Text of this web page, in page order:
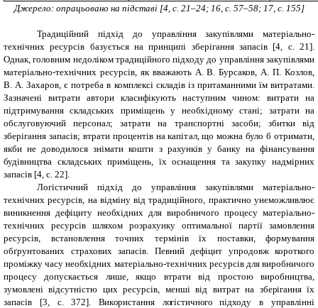
Джерело: опрацьовано на підставі [4, с. 21–24; 16, с. 57–58; 17, с. 155]
Традиційний підхід до управління закупівлями матеріально-
технічних ресурсів базується на принципі зберігання запасів [4, с. 21].
Однак, головним недоліком традиційного підходу до управління закупівлями
матеріально-технічних ресурсів, як вважають А. В. Бурсаков, А. П. Козлов,
В. А. Захаров, є потреба в комплексі складів із притаманними їм витратами.
Зазначені витрати автори класифікують наступним чином: витрати на
підтримування складських приміщень у необхідному стані; затрати на
обслуговуючий персонал; затрати на транспортні засоби; збитки від
зберігання запасів; втрати процентів на капітал, що можна було б отримати,
якби не доводилося знімати кошти з рахунків у банку на фінансування
будівництва складських приміщень, їх оснащення та закупку надмірних
запасів [4, с. 22].
Логістичний підхід до управління закупівлями матеріально-
технічних ресурсів, на відміну від традиційного, практично унеможливлює
виникнення дефіциту необхідних для виробничого процесу матеріально-
технічних ресурсів шляхом розрахунку оптимальної партії замовлення
ресурсів, встановлення точних термінів їх поставки, формування
обґрунтованих страхових запасів. Певний дефіцит упродовж короткого
проміжку часу необхідних матеріально-технічних ресурсів для виробничого
процесу допускається лише, якщо втрати від простою виробництва,
зумовлені відсутністю цих ресурсів, менші від витрат на зберігання їх
запасів [3, с. 372].Використання логістичногопідходу в управлінні